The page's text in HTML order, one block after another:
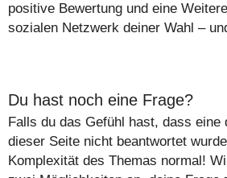
positive Bewertung und eine
sozialen Netzwerk deiner Wahl –
Du hast noch eine Frage?
Falls du das Gefühl hast, dass eine
dieser Seite nicht beantwortet
Komplexität des Themas normal!